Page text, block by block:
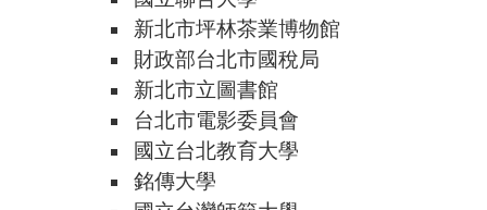
新北市坪林茶業博物館
財政部台北市國稅局
新北市立圖書館
台北市電影委員會
國立台北教育大學
銘傳大學